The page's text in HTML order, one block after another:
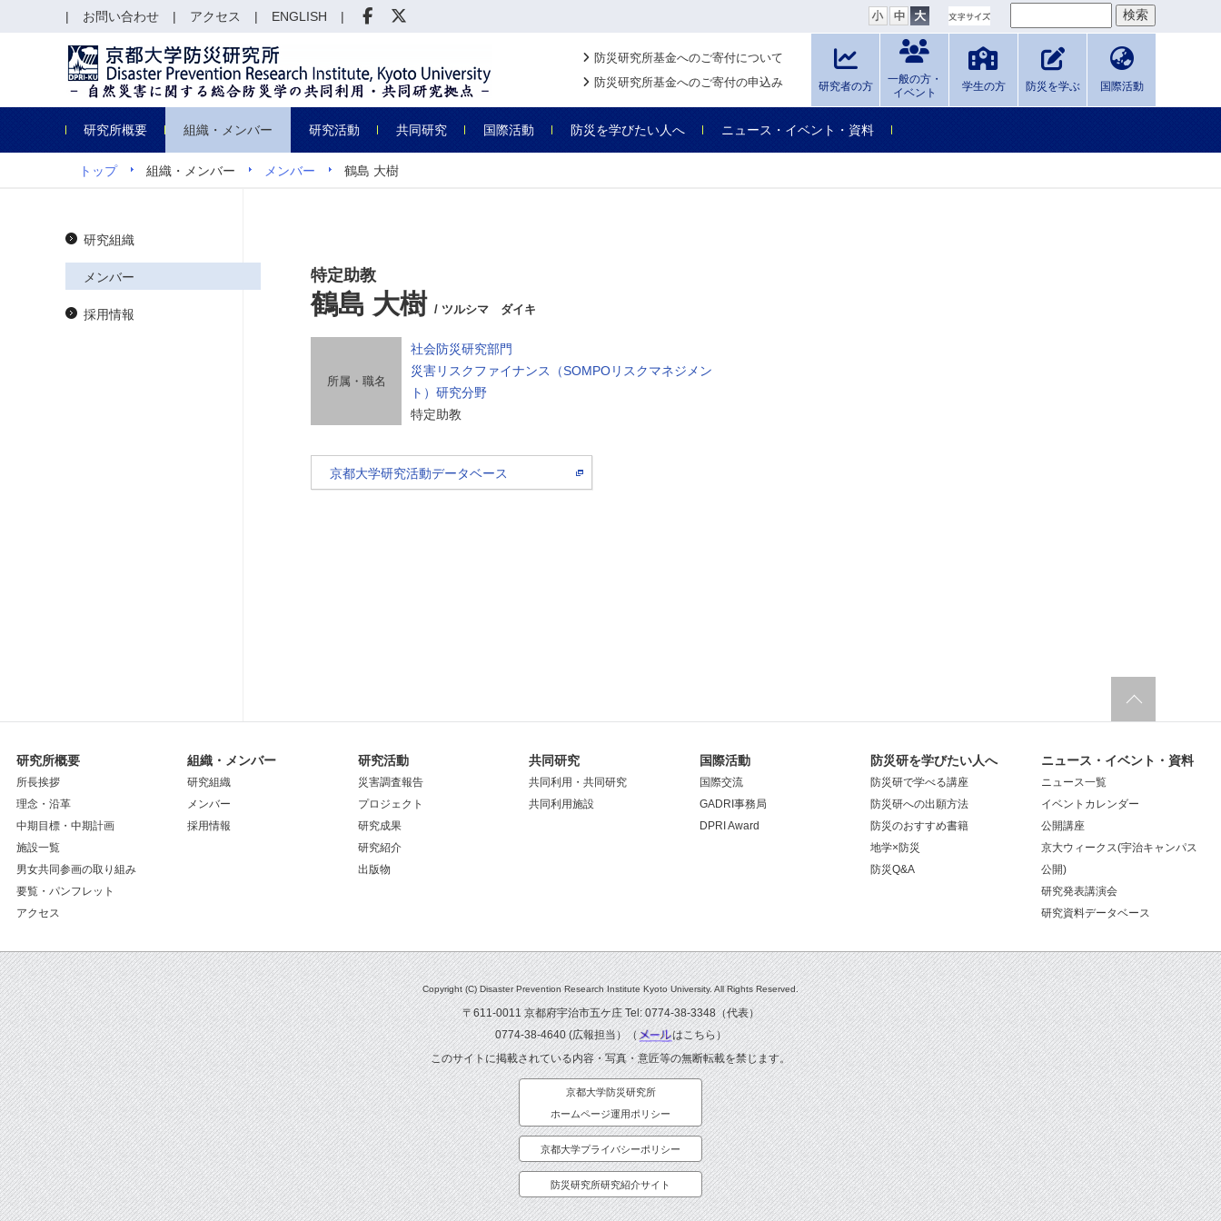
防災研究所基金へのご寄付について
防災研究所基金へのご寄付の申込み
研究者の方
一般の方・
イベント
学生の方 防災を学ぶ 国際活動
研究所概要 組織・メンバー 研究活動 共同研究 国際活動 防災を学びたい人へ ニュース・イベント・資料
お問い合わせ アクセス ENGLISH
トップ 組織・メンバー メンバー 鶴島 大樹
特定助教
鶴島 大樹 / ツルシマ ダイキ
所属・職名
社会防災研究部門
災害リスクファイナンス（SOMPOリスクマネジメン
ト）研究分野
特定助教
京都大学研究活動データベース
研究組織
メンバー
採用情報
研究所概要
所長挨拶
理念・沿革
中期目標・中期計画
施設一覧
男女共同参画の取り組み
要覧・パンフレット
アクセス
組織・メンバー
研究組織
メンバー
採用情報
研究活動
災害調査報告
プロジェクト
研究成果
研究紹介
出版物
共同研究
共同利用・共同研究
共同利用施設
国際活動
国際交流
GADRI事務局
DPRI Award
防災研を学びたい人へ
防災研で学べる講座
防災研への出願方法
防災のおすすめ書籍
地学×防災
防災Q&A
ニュース・イベント・資料
ニュース一覧
イベントカレンダー
公開講座
京大ウィークス(宇治キャンパス
公開)
研究発表講演会
研究資料データベース
Copyright (C) Disaster Prevention Research Institute Kyoto University. All Rights Reserved.
〒611-0011 京都府宇治市五ケ庄 Tel: 0774-38-3348（代表）
0774-38-4640 (広報担当）（
はこちら）
このサイトに掲載されている内容・写真・意匠等の無断転載を禁じます。
京都大学防災研究所
ホームページ運用ポリシー
京都大学プライバシーポリシー
防災研究所研究紹介サイト